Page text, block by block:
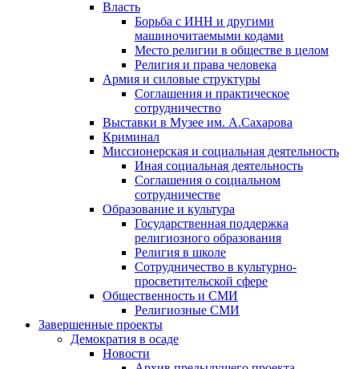
Власть
Борьба с ИНН и другими
машиночитаемыми кодами
Место религии в обществе в целом
Религия и права человека
Армия и силовые структуры
Соглашения и практическое
сотрудничество
Выставки в Музее им. А.Сахарова
Криминал
Миссионерская и социальная деятельность
Иная социальная деятельность
Соглашения о социальном
сотрудничестве
Образование и культура
Государственная поддержка
религиозного образования
Религия в школе
Сотрудничество в культурно-
просветительской сфере
Общественность и СМИ
Религиозные СМИ
Завершенные проекты
Демократия в осаде
Новости